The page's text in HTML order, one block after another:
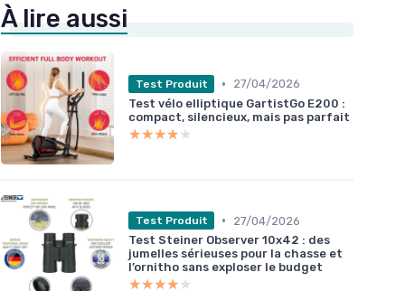
À lire aussi
Test Produit •
27/04/2026
Test vélo elliptique GartistGo E200 :
compact, silencieux, mais pas parfait
★★★★★
★★★★★
Test Produit •
27/04/2026
Test Steiner Observer 10x42 : des
jumelles sérieuses pour la chasse et
l’ornitho sans exploser le budget
★★★★★
★★★★★